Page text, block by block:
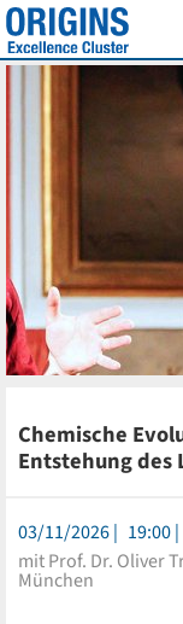
Chemische
Entstehung des
03/11/2026 19:00
mit Prof. Dr. Oliver
München